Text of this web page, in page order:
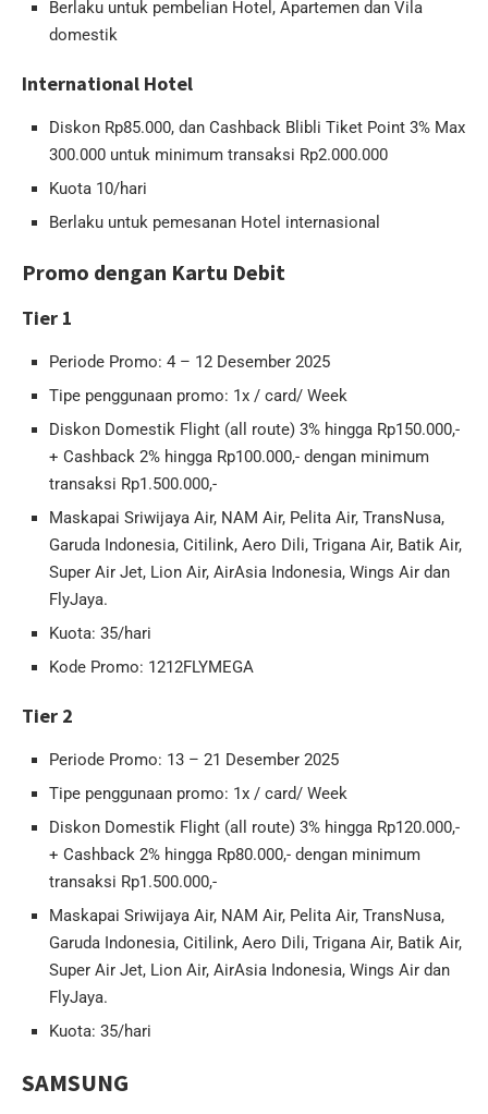
Berlaku untuk pembelian Hotel, Apartemen dan Vila
domestik
International Hotel
Diskon Rp85.000, dan Cashback Blibli Tiket Point 3% Max
300.000 untuk minimum transaksi Rp2.000.000
Kuota 10/hari
Berlaku untuk pemesanan Hotel internasional
Promo dengan Kartu Debit
Tier 1
Periode Promo: 4 – 12 Desember 2025
Tipe penggunaan promo: 1x / card/ Week
Diskon Domestik Flight (all route) 3% hingga Rp150.000,-
+ Cashback 2% hingga Rp100.000,- dengan minimum
transaksi Rp1.500.000,-
Maskapai Sriwijaya Air, NAM Air, Pelita Air, TransNusa,
Garuda Indonesia, Citilink, Aero Dili, Trigana Air, Batik Air,
Super Air Jet, Lion Air, AirAsia Indonesia, Wings Air dan
FlyJaya.
Kuota: 35/hari
Kode Promo: 1212FLYMEGA
Tier 2
Periode Promo: 13 – 21 Desember 2025
Tipe penggunaan promo: 1x / card/ Week
Diskon Domestik Flight (all route) 3% hingga Rp120.000,-
+ Cashback 2% hingga Rp80.000,- dengan minimum
transaksi Rp1.500.000,-
Maskapai Sriwijaya Air, NAM Air, Pelita Air, TransNusa,
Garuda Indonesia, Citilink, Aero Dili, Trigana Air, Batik Air,
Super Air Jet, Lion Air, AirAsia Indonesia, Wings Air dan
FlyJaya.
Kuota: 35/hari
SAMSUNG